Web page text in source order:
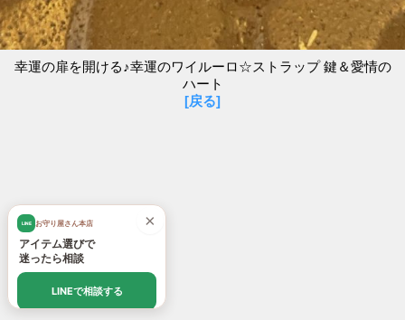
幸運の扉を開ける♪幸運のワイルーロ☆ストラップ 鍵＆愛情の
ハート
[戻る]
×
LINE お守り屋さん本店
アイテム選びで
迷ったら相談
LINEで相談する